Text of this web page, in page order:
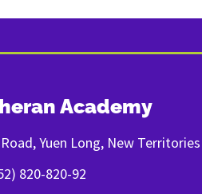
Academy
Yuen Long, New Territories
820-820-92